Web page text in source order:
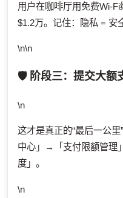
用户在咖啡厅用免费Wi-
$1.2万。记住：隐私 = 安
\n\n
🛡️ 阶段三：提交大额
\n
这才是真正的“最后一公
中心」→「支付限额管理
度」。
\n